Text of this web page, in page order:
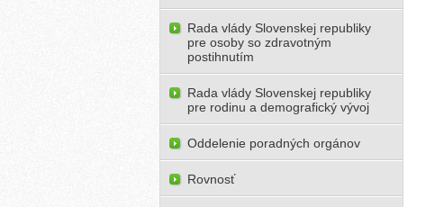
Rada vlády Slovenskej republiky
pre osoby so zdravotným
postihnutím
Rada vlády Slovenskej republiky
pre rodinu a demografický vývoj
Oddelenie poradných orgánov
Rovnosť